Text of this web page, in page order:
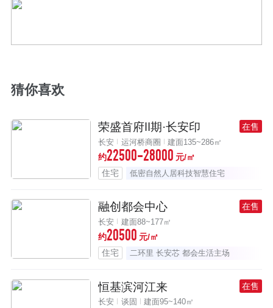
猜你喜欢
荣盛首府Ⅱ期·长安印 在售
长安 运河桥商圈 建面135~286㎡
约22500-28000 元/㎡
住宅
低密自然人居科技智慧住宅
融创都会中心 在售
长安 建面88~177㎡
约20500 元/㎡
住宅
二环里 长安芯 都会生活主场
恒基滨河江来 在售
长安 谈固 建面95~140㎡